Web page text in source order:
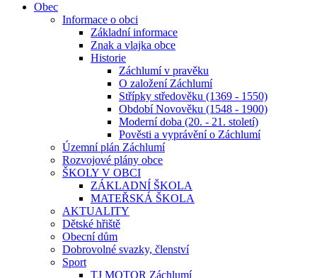
Obec
Informace o obci
Základní informace
Znak a vlajka obce
Historie
Záchlumí v pravěku
O založení Záchlumí
Střípky středověku (1369 - 1550)
Období Novověku (1548 - 1900)
Moderní doba (20. - 21. století)
Pověsti a vyprávění o Záchlumí
Územní plán Záchlumí
Rozvojové plány obce
ŠKOLY V OBCI
ZÁKLADNÍ ŠKOLA
MATEŘSKÁ ŠKOLA
AKTUALITY
Dětské hřiště
Obecní dům
Dobrovolné svazky, členství
Sport
TJ MOTOR Záchlumí